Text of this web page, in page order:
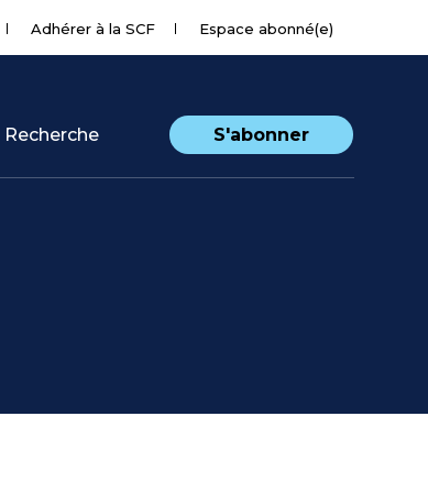
Adhérer à la SCF Espace abonné(e)
Recherche S'abonner